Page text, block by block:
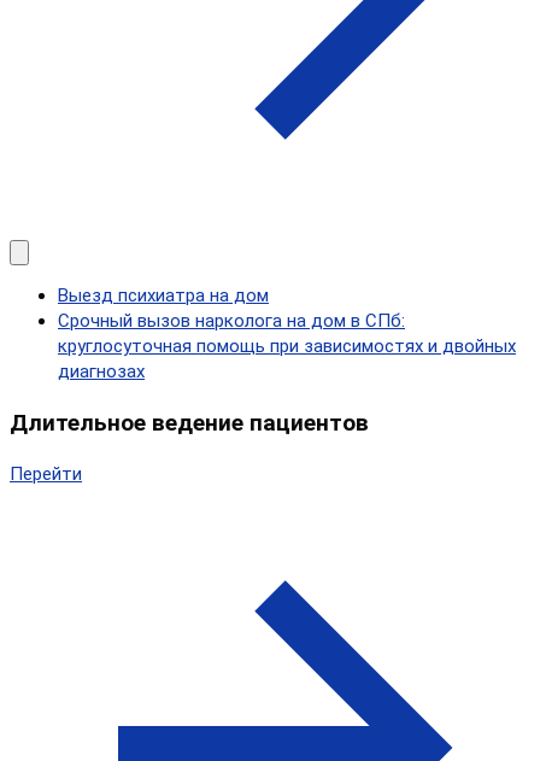
Выезд психиатра на дом
Срочный вызов нарколога на дом в СПб:
круглосуточная помощь при зависимостях и двойных
диагнозах
Длительное ведение пациентов
Перейти